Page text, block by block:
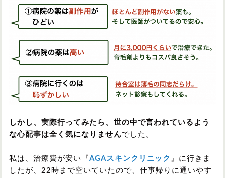
しかし、実際行ってみたら、世の中で言われているよう
な心配事は全く気になりませんでした。
私は、治療費が安い『AGAスキンクリニック 』に行きま
したが、22時まで空いていたので、仕事帰りに通いやす